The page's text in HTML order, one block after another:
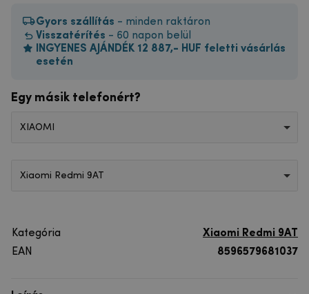
Gyors szállítás - minden raktáron
Visszatérítés - 60 napon belül
INGYENES AJÁNDÉK 12 887,- HUF feletti vásárlás
esetén
Egy másik telefonért?
XIAOMI
Xiaomi Redmi 9AT
Kategória
Xiaomi Redmi 9AT
EAN
8596579681037